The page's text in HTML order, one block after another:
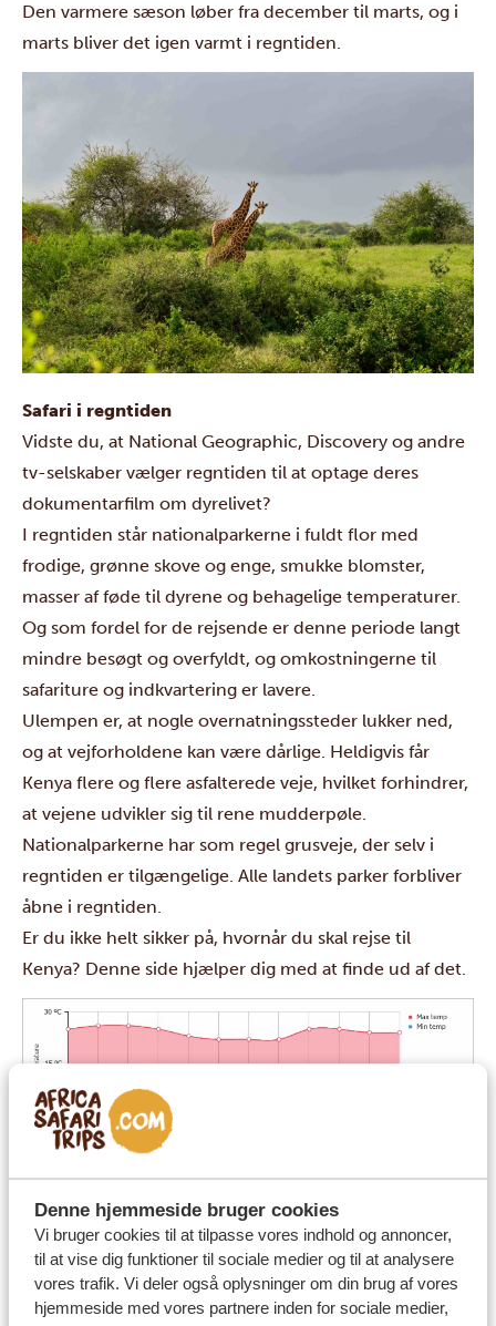
Denne hjemmeside bruger cookies
Vi bruger cookies til at tilpasse vores indhold og annoncer,
til at vise dig funktioner til sociale medier og til at analysere
vores trafik. Vi deler også oplysninger om din brug af vores
hjemmeside med vores partnere inden for sociale medier,
Den varmere sæson løber fra december til marts, og i
marts bliver det igen varmt i regntiden.
Safari i regntiden
Vidste du, at National Geographic, Discovery og andre
tv-selskaber vælger regntiden til at optage deres
dokumentarfilm om dyrelivet?
I regntiden står nationalparkerne i fuldt flor med
frodige, grønne skove og enge, smukke blomster,
masser af føde til dyrene og behagelige temperaturer.
Og som fordel for de rejsende er denne periode langt
mindre besøgt og overfyldt, og omkostningerne til
safariture og indkvartering er lavere.
Ulempen er, at nogle overnatningssteder lukker ned,
og at vejforholdene kan være dårlige. Heldigvis får
Kenya flere og flere asfalterede veje, hvilket forhindrer,
at vejene udvikler sig til rene mudderpøle.
Nationalparkerne har som regel grusveje, der selv i
regntiden er tilgængelige. Alle landets parker forbliver
åbne i regntiden.
Er du ikke helt sikker på, hvornår du skal rejse til
Kenya? Denne side hjælper dig med at finde ud af det.